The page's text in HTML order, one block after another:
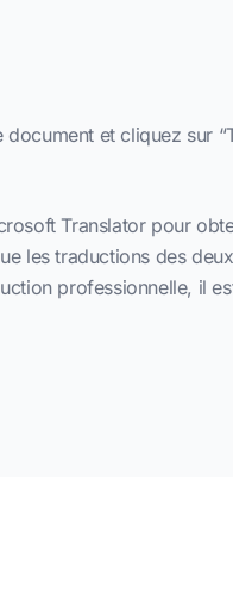
et cliquez sur
Translator pour
les traductions des
professionnelle, il